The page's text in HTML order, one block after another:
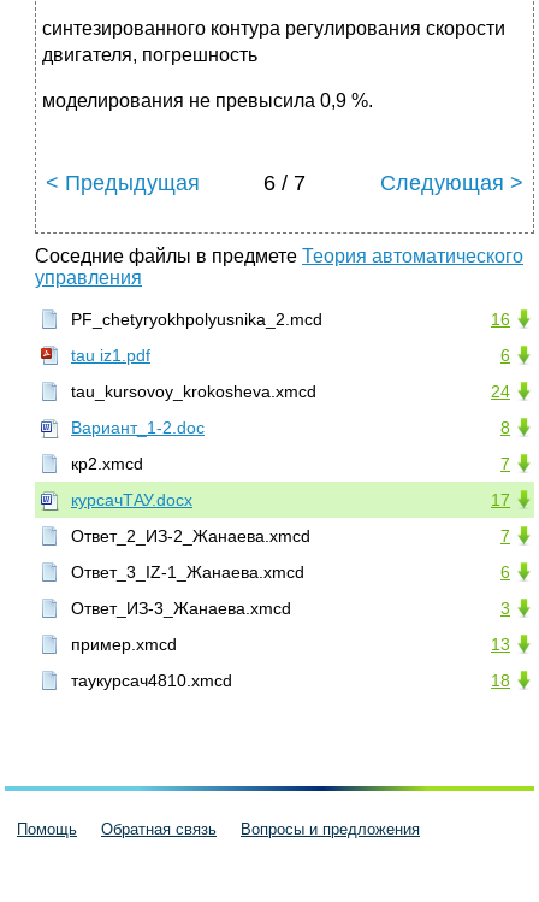
синтезированного контура регулирования скорости
двигателя, погрешность
моделирования не превысила 0,9 %.
< Предыдущая 6 / 7 Следующая >
Соседние файлы в предмете Теория автоматического
управления
16
PF_chetyryokhpolyusnika_2.mcd
6
tau iz1.pdf
24
tau_kursovoy_krokosheva.xmcd
8
Вариант_1-2.doc
7
кр2.xmcd
17
курсачТАУ.docx
7
Ответ_2_ИЗ-2_Жанаева.xmcd
6
Ответ_3_IZ-1_Жанаева.xmcd
3
Ответ_ИЗ-3_Жанаева.xmcd
13
пример.xmcd
18
таукурсач4810.xmcd
Помощь Обратная связь Вопросы и предложения